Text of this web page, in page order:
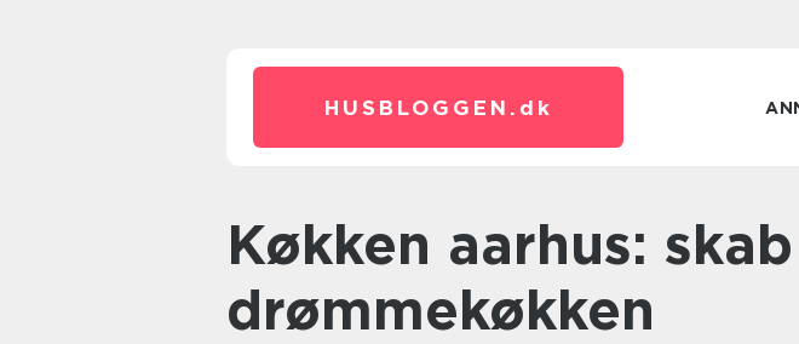
HUSBLOGGEN. dk
Køkken aarhus: skab dit
drømmekøkken